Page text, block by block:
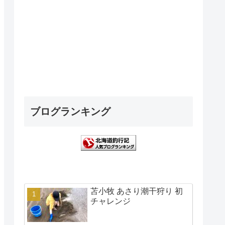
ブログランキング
苫小牧 あさり潮干狩り 初
チャレンジ